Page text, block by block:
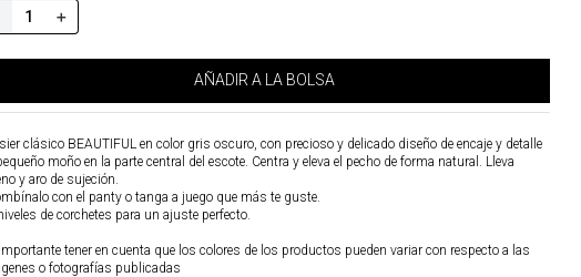
＋
AÑADIR A LA BOLSA
clásico BEAUTIFUL en color gris oscuro, con precioso y delicado diseño de encaje y detalle
moño en la parte central del escote. Centra y eleva el pecho de forma natural. Lleva
y aro de sujeción.
con el panty o tanga a juego que más te guste.
de corchetes para un ajuste perfecto.
tener en cuenta que los colores de los productos pueden variar con respecto a las
o fotografías publicadas